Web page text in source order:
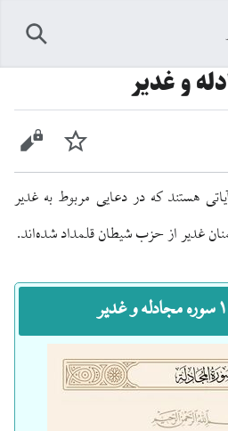
پیگیری
هستند که در دعایی مربوط به غدیر
غدیر از حزب شیطان قلمداد شده‌اند.